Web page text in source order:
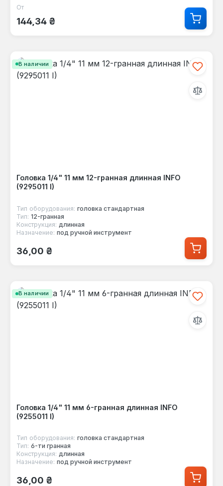
Обычная цена:
От
144,34 ₴
В наличии
Головка 1/4" 11 мм 12-гранная длинная INFO
(9295011 I)
Тип оборудования: головка стандартная
Тип: 12-гранная
Конструкция: длинная
Назначение: под ручной инструмент
Обычная цена:
36,00 ₴
В наличии
Головка 1/4" 11 мм 6-гранная длинная INFO
(9255011 I)
Тип оборудования: головка стандартная
Тип: 6-ти гранная
Конструкция: длинная
Назначение: под ручной инструмент
Обычная цена:
36,00 ₴